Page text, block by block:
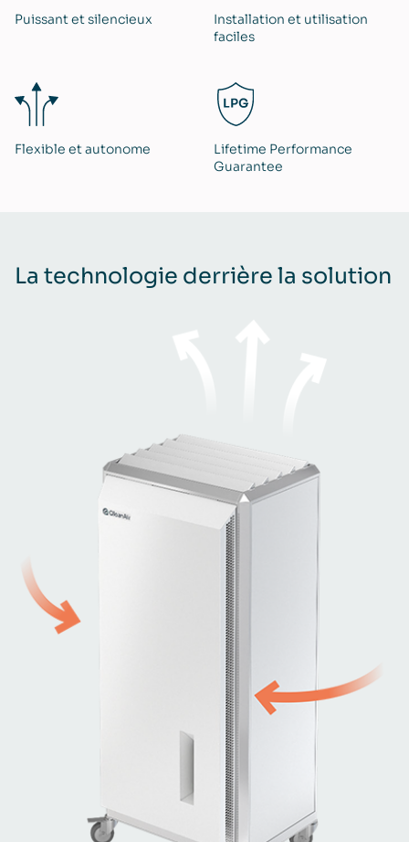
Puissant et silencieux
Installation et utilisation
faciles
Flexible et autonome
Lifetime Performance
Guarantee
La technologie derrière la solution